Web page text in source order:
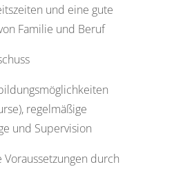
und eine gute
Familie und Beruf
regelmäßige
und Supervision
durch